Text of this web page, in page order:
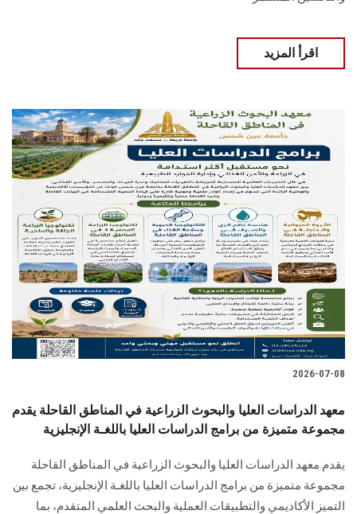
اقرأ المزيد
2026-07-08
معهد الدراسات العليا والبحوث الزراعية في المناطق القاحلة يقدم
مجموعة متميزة من برامج الدراسات العليا باللغـة الإنجليزية
يقدم معهد الدراسات العليا والبحوث الزراعية في المناطق القاحلة
مجموعة متميزة من برامج الدراسات العليا باللغـة الإنجليزية، تجمع بين
التميز الأكاديمي والتطبيقات العملية والبحث العلمي المتقدم، بما